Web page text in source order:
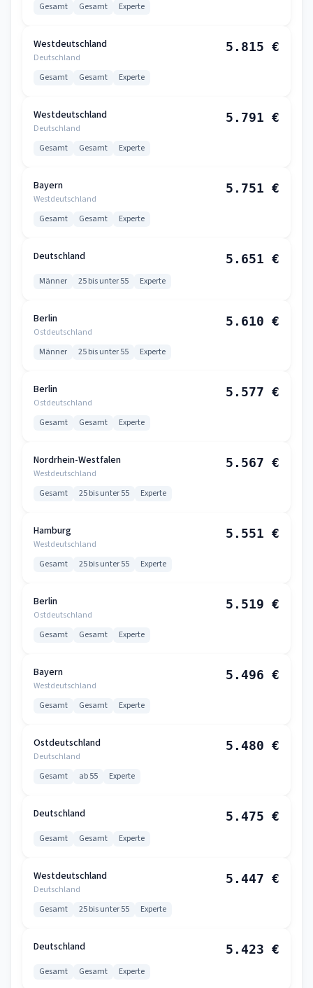
Gesamt Gesamt Experte
Westdeutschland
Deutschland
5.815 €
Gesamt Gesamt Experte
Westdeutschland
Deutschland
5.791 €
Gesamt Gesamt Experte
Bayern
Westdeutschland
5.751 €
Gesamt Gesamt Experte
Deutschland 5.651 €
Männer 25 bis unter 55 Experte
Berlin
Ostdeutschland
5.610 €
Männer 25 bis unter 55 Experte
Berlin
Ostdeutschland
5.577 €
Gesamt Gesamt Experte
Nordrhein-Westfalen
Westdeutschland
5.567 €
Gesamt 25 bis unter 55 Experte
Hamburg
Westdeutschland
5.551 €
Gesamt 25 bis unter 55 Experte
Berlin
Ostdeutschland
5.519 €
Gesamt Gesamt Experte
Bayern
Westdeutschland
5.496 €
Gesamt Gesamt Experte
Ostdeutschland
Deutschland
5.480 €
Gesamt ab 55 Experte
Deutschland 5.475 €
Gesamt Gesamt Experte
Westdeutschland
Deutschland
5.447 €
Gesamt 25 bis unter 55 Experte
Deutschland 5.423 €
Gesamt Gesamt Experte